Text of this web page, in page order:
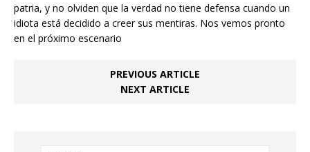
patria, y no olviden que la verdad no tiene defensa cuando un
idiota está decidido a creer sus mentiras. Nos vemos pronto
en el próximo escenario
PREVIOUS ARTICLE
NEXT ARTICLE